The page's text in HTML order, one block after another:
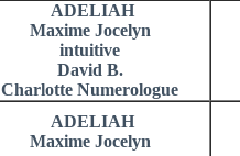
ADELIAH
Maxime Jocelyn
intuitive
David B.
Charlotte Numerologue
ADELIAH
Maxime Jocelyn